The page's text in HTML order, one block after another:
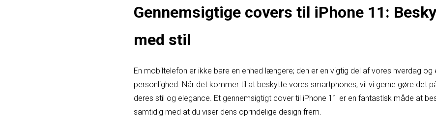
Gennemsigtige covers til iPhone 11:
med stil
En mobiltelefon er ikke bare en enhed længere; den er en vigtig del af vores hverdag og
personlighed. Når det kommer til at beskytte vores smartphones, vil vi gerne gøre det
deres stil og elegance. Et gennemsigtigt cover til iPhone 11 er en fantastisk måde at
samtidig med at du viser dens oprindelige design frem.